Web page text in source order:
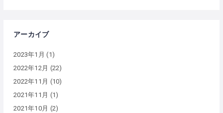
アーカイブ
2023年1月 (1)
2022年12月 (22)
2022年11月 (10)
2021年11月 (1)
2021年10月 (2)